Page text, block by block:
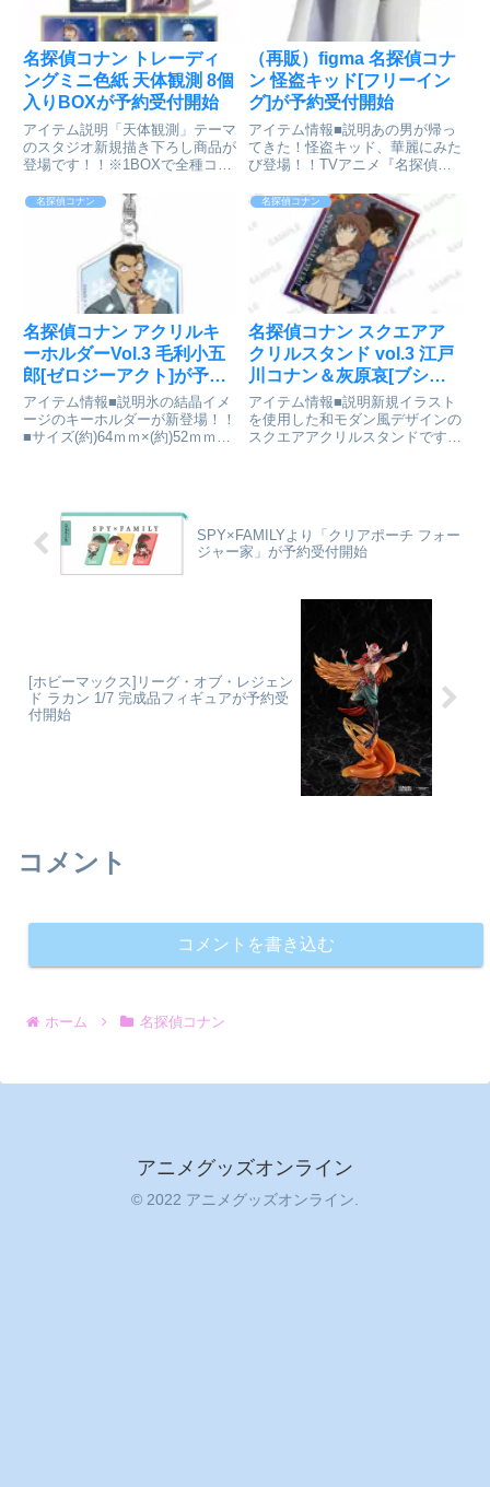
名探偵コナン トレーディ
ングミニ色紙 天体観測 8個
入りBOXが予約受付開始
アイテム説明「天体観測」テーマ
のスタジオ新規描き下ろし商品が
登場です！！※1BOXで全種コン
ン_トレーディングミニ色紙 天体
観測【コンプリートBOX／
1BOX8個入り】©青山剛昌/小学
館・読売テレビ・TMS 1...
（再販）figma 名探偵コナ
ン 怪盗キッド[フリーイン
グ]が予約受付開始
アイテム情報■説明あの男が帰っ
てきた！怪盗キッド、華麗にみた
び登場！！TVアニメ『名探偵コ
ライバルとして登場する神出鬼没
の大泥棒、「怪盗キッド」がみた
びfigmaで登場です。名探偵コナ
ン_figma 怪盗キッド...
名探偵コナン
名探偵コナン アクリルキ
ーホルダーVol.3 毛利小五
郎[ゼロジーアクト]が予約
受付開始
アイテム情報■説明氷の結晶イメ
ージのキーホルダーが新登場！！
■サイズ(約)64ｍｍ×(約)52ｍｍ名
名探偵コナン
名探偵コナン スクエアア
クリルスタンド vol.3 江戸
川コナン＆灰原哀[ブシロ
ードクリエイティブ]が予
約受付開始
アイテム情報■説明新規イラスト
を使用した和モダン風デザインの
スクエアアクリルスタンドです！
SPY×FAMILYより「クリアポーチ フォー
ジャー家」が予約受付開始
[ホビーマックス]リーグ・オブ・レジェン
ド ラカン 1/7 完成品フィギュアが予約受
付開始
コメント
コメントを書き込む
ホーム 名探偵コナン
アニメグッズオンライン
© 2022 アニメグッズオンライン.